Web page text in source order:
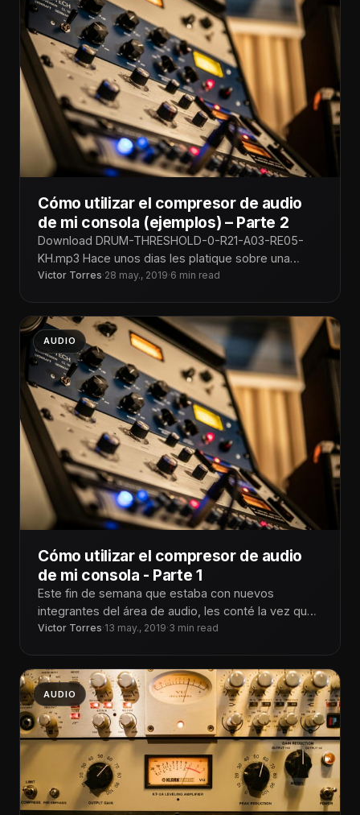
Cómo utilizar el compresor de audio
de mi consola (ejemplos) – Parte 2
Download DRUM-THRESHOLD-0-R21-A03-RE05-
KH.mp3 Hace unos dias les platique sobre una
platica que tuve con nuevos integrantes del area de
Victor Torres·28 may., 2019·6 min read
AUDIO
Cómo utilizar el compresor de audio
de mi consola - Parte 1
Este fin de semana que estaba con nuevos
integrantes del área de audio, les conté la vez que
vino a
Victor Torres·13 may., 2019·3 min read
AUDIO